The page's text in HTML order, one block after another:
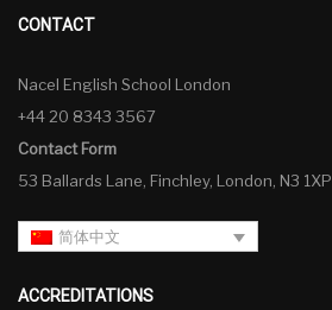
CONTACT
Nacel English School London
+44 20 8343 3567
Contact Form
53 Ballards Lane, Finchley, London, N3 1XP
简体中文
ACCREDITATIONS